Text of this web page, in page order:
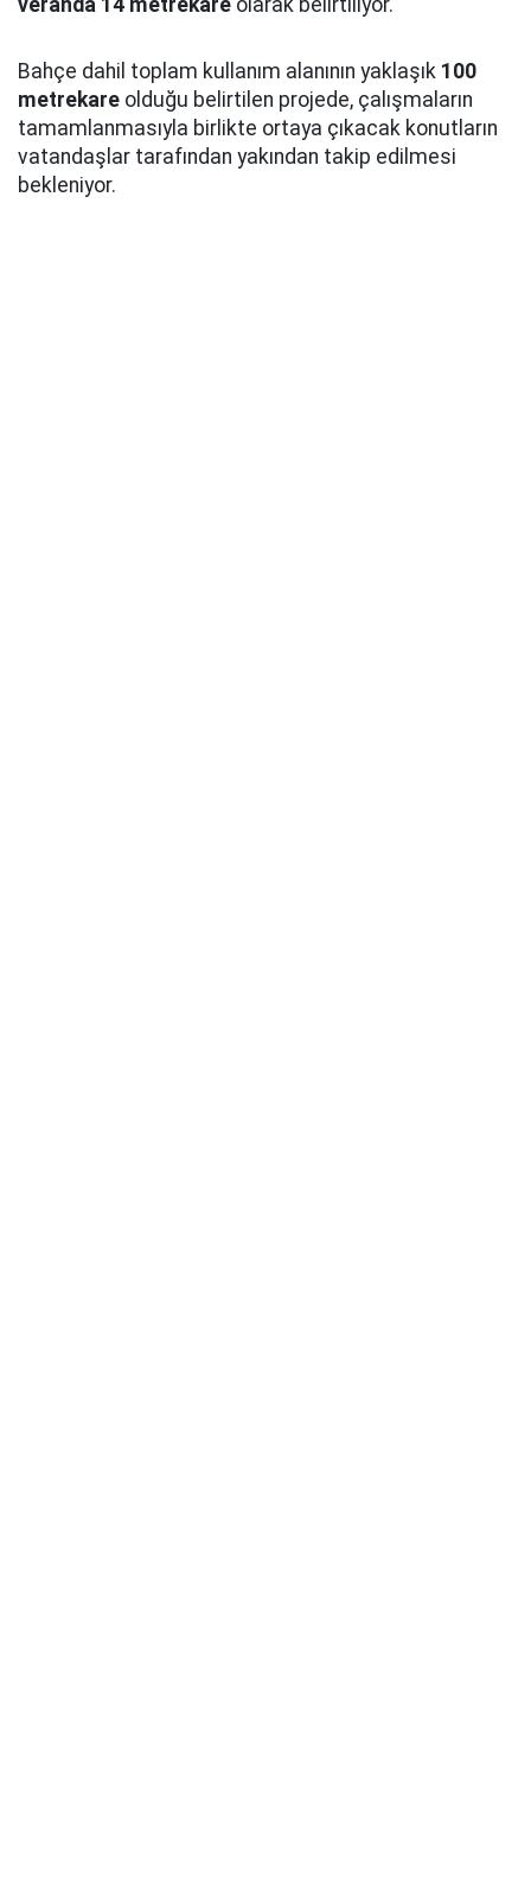
veranda 14 metrekare olarak belirtiliyor.
Bahçe dahil toplam kullanım alanının yaklaşık 100
metrekare olduğu belirtilen projede, çalışmaların
tamamlanmasıyla birlikte ortaya çıkacak konutların
vatandaşlar tarafından yakından takip edilmesi
bekleniyor.